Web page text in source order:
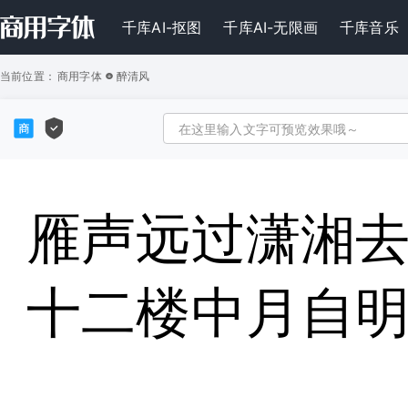
千库AI-抠图 千库AI-无限画 千库音乐
当前位置： 商用字体 醉清风
雁声远过潇湘
十二楼中月自